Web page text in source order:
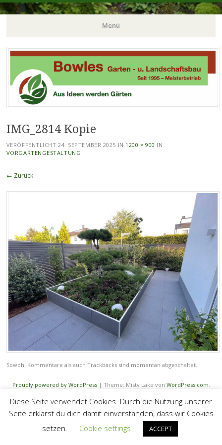
Bowles Garten- und
Landschaftsbau
Menü
Zum
springen
IMG_2814 Kopie
VERÖFFENTLICHT24. SEPTEMBER 2025 IN 1200 × 900 IN
VORGARTENGESTALTUNG
← Zurück
Sowohl Kommentare als auch Trackbacks sind momentan abgeschaltet.
Proudly powered by WordPress | Theme: Misty Lake von WordPress.com.
Diese Seite verwendet Cookies. Durch die Nutzung unserer
Seite erklärst du dich damit einverstanden, dass wir Cookies
setzen.
Cookie settings ACCEPT